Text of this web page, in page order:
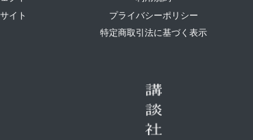
イト
プライバシーポリシー
特定商取引法に基づく表示